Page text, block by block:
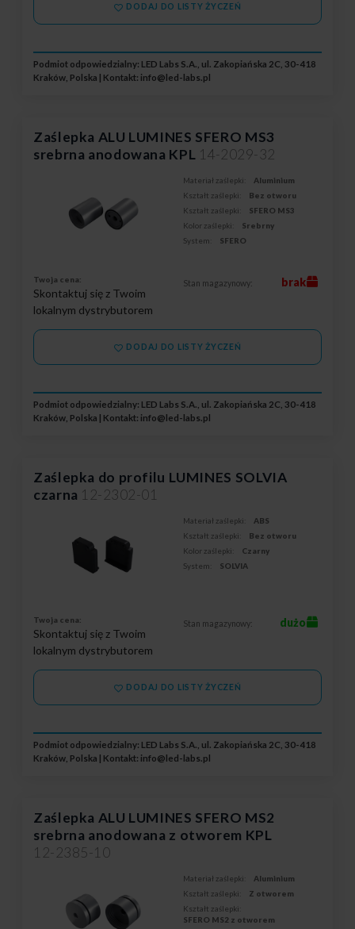
DODAJ DO LISTY ŻYCZEŃ
Podmiot odpowiedzialny: LED Labs S.A., ul. Zakopiańska 2C, 30-418
Kraków, Polska | Kontakt: info@led-labs.pl
Zaślepka ALU LUMINES SFERO MS3
srebrna anodowana KPL 14-2029-32
Materiał zaślepki:
Aluminium
Kształt zaślepki:
Bez otworu
Kształt zaślepki:
SFERO MS3
Kolor zaślepki:
Srebrny
System:
SFERO
Twoja cena:
Skontaktuj się z Twoim
lokalnym dystrybutorem
Stan magazynowy: brak
DODAJ DO LISTY ŻYCZEŃ
Podmiot odpowiedzialny: LED Labs S.A., ul. Zakopiańska 2C, 30-418
Kraków, Polska | Kontakt: info@led-labs.pl
Zaślepka do profilu LUMINES SOLVIA
czarna 12-2302-01
Materiał zaślepki:
ABS
Kształt zaślepki:
Bez otworu
Kolor zaślepki:
Czarny
System:
SOLVIA
Twoja cena:
Skontaktuj się z Twoim
lokalnym dystrybutorem
Stan magazynowy: dużo
DODAJ DO LISTY ŻYCZEŃ
Podmiot odpowiedzialny: LED Labs S.A., ul. Zakopiańska 2C, 30-418
Kraków, Polska | Kontakt: info@led-labs.pl
Zaślepka ALU LUMINES SFERO MS2
srebrna anodowana z otworem KPL
12-2385-10
Materiał zaślepki:
Aluminium
Kształt zaślepki:
Z otworem
Kształt zaślepki:
SFERO MS2 z otworem